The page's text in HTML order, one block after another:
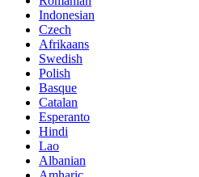
Indonesian
Czech
Afrikaans
Swedish
Polish
Basque
Catalan
Esperanto
Hindi
Lao
Albanian